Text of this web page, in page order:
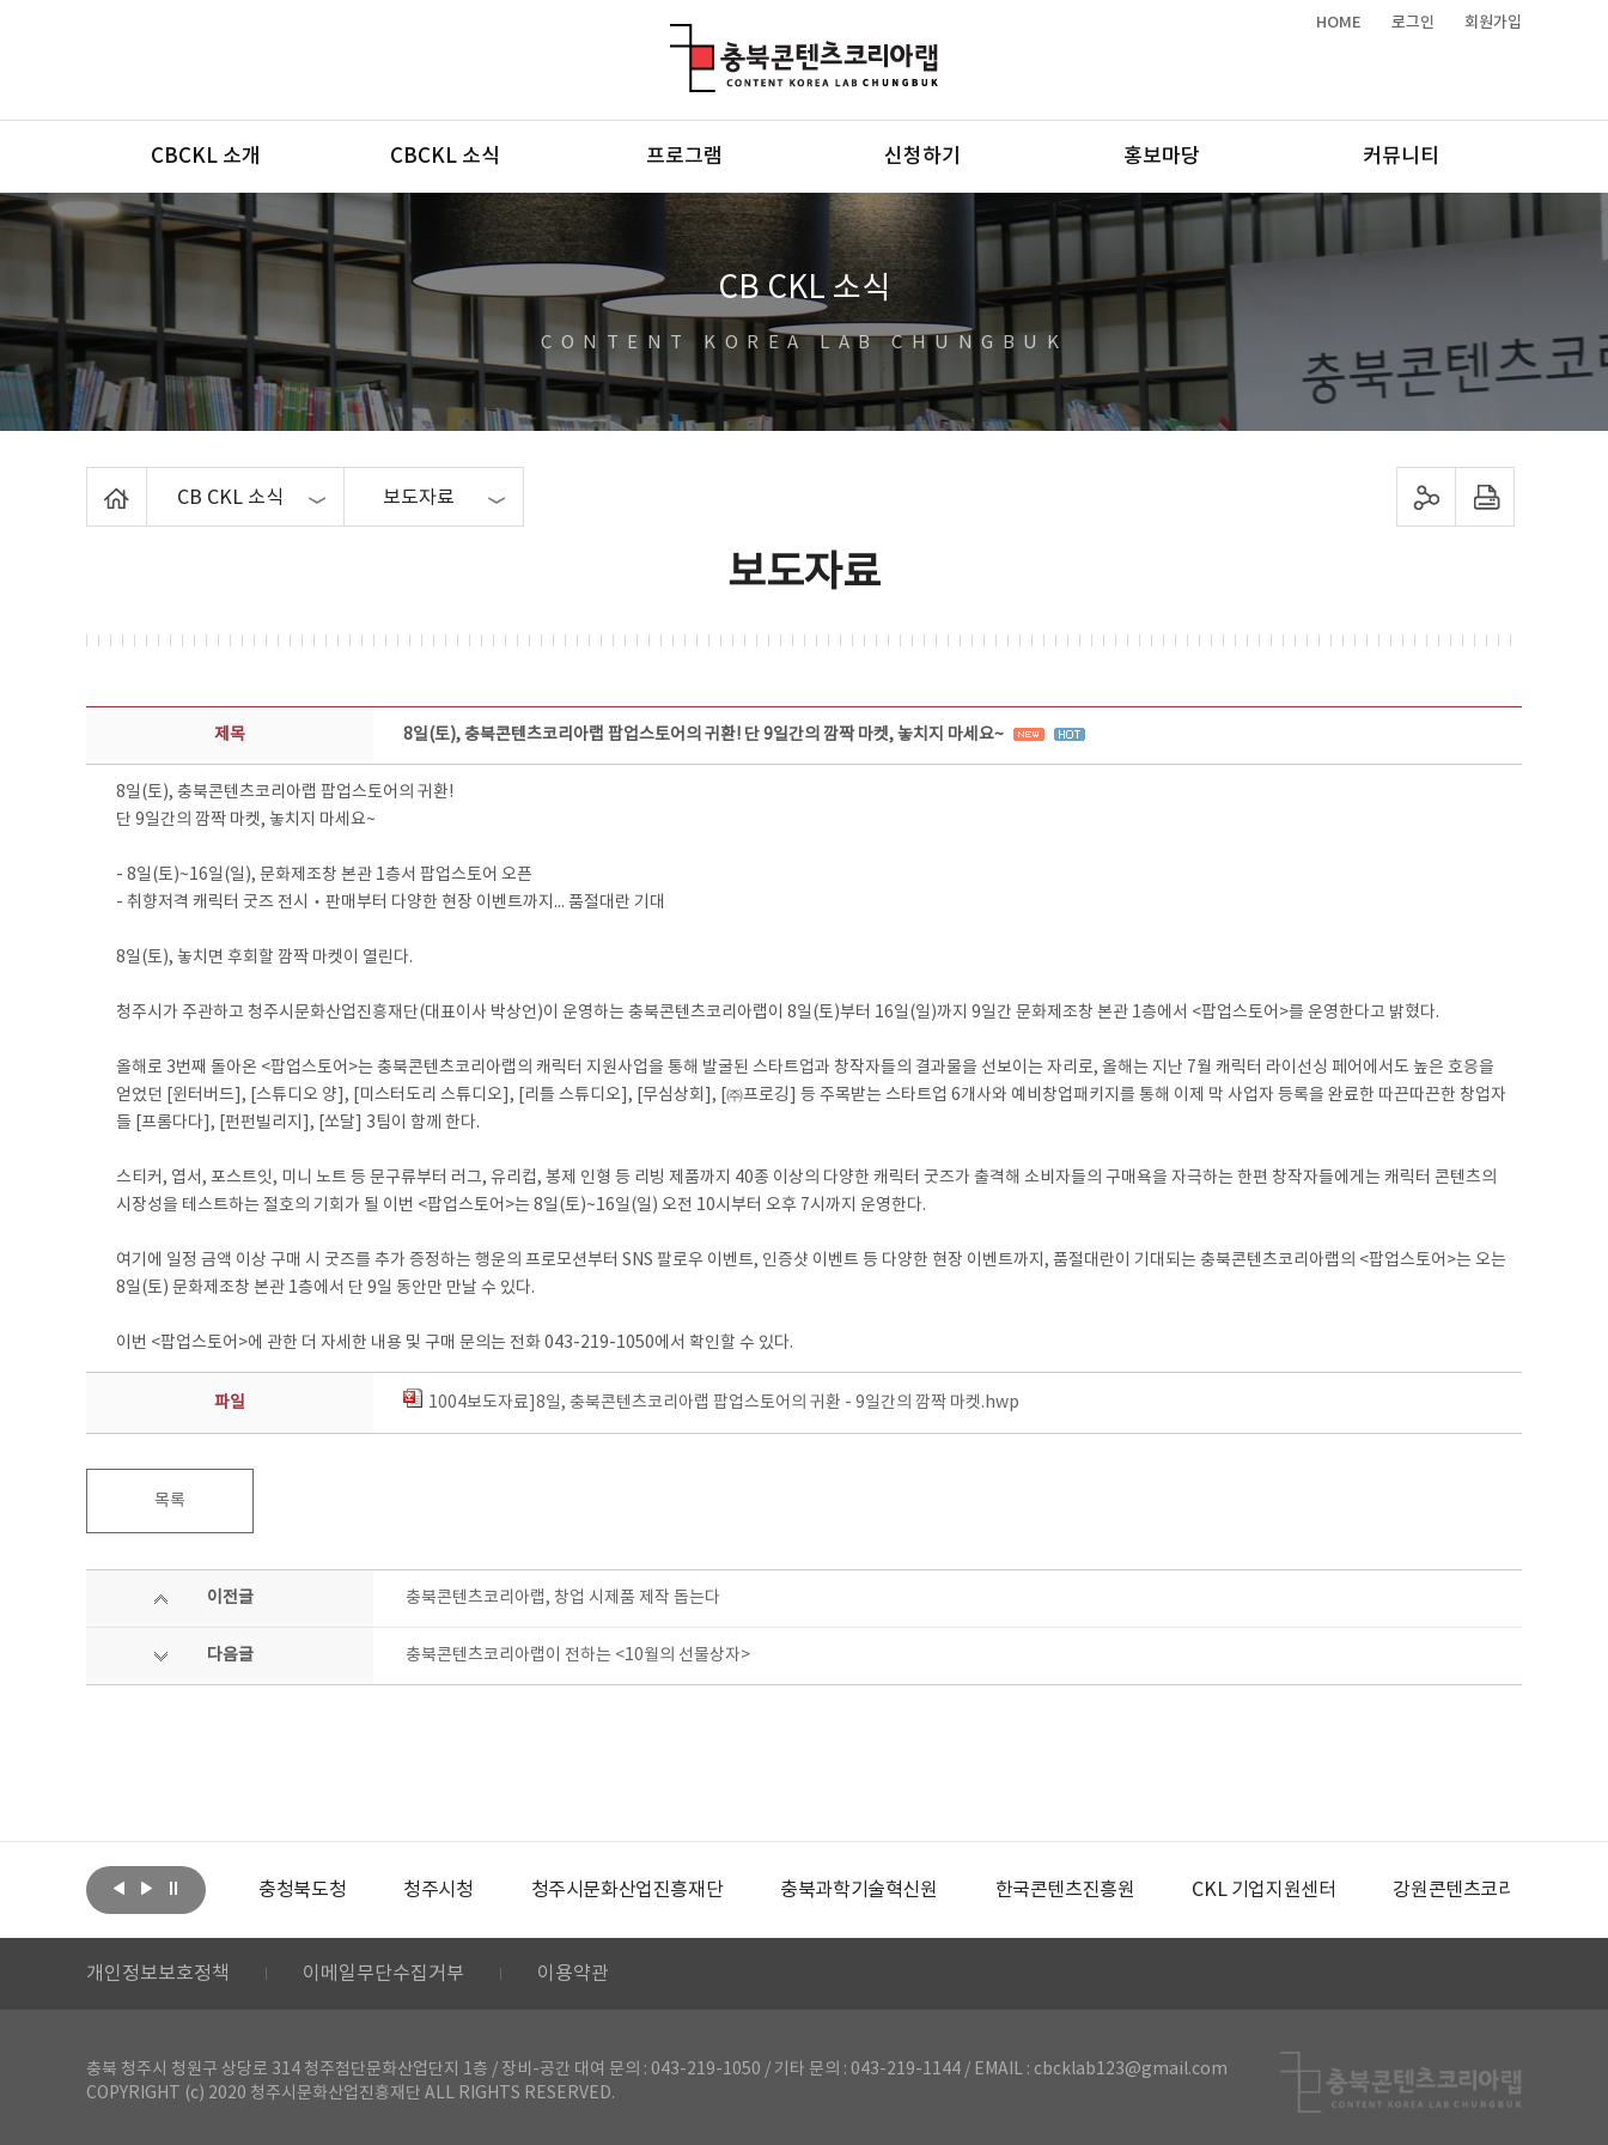
HOME 로그인 회원가입
메뉴
CBCKL 소개 CBCKL 소식 프로그램 신청하기 홍보마당 커뮤니티
CB CKL 소식
CONTENT KOREA LAB CHUNGBUK
CB CKL 소식 보도자료 sns 공유하기 프린트하기
보도자료
보도자료 상세보기 - 제목, 담당부서, 담당자, 담당연락처, 내용, 첨부파일 정보 제공
제목 8일(토), 충북콘텐츠코리아랩 팝업스토어의 귀환! 단 9일간의 깜짝 마켓, 놓치지 마세요~
8일(토), 충북콘텐츠코리아랩 팝업스토어의 귀환!
단 9일간의 깜짝 마켓, 놓치지 마세요~
- 8일(토)~16일(일), 문화제조창 본관 1층서 팝업스토어 오픈
- 취향저격 캐릭터 굿즈 전시‧판매부터 다양한 현장 이벤트까지... 품절대란 기대
8일(토), 놓치면 후회할 깜짝 마켓이 열린다.
청주시가 주관하고 청주시문화산업진흥재단(대표이사 박상언)이 운영하는 충북콘텐츠코리아랩이 8일(토)부터 16일(일)까지 9일간 문화제조창 본관 1층에서 <팝업스토어>를 운영한다고 밝혔다.
올해로 3번째 돌아온 <팝업스토어>는 충북콘텐츠코리아랩의 캐릭터 지원사업을 통해 발굴된 스타트업과 창작자들의 결과물을 선보이는 자리로, 올해는 지난 7월 캐릭터 라이선싱 페어에서도 높은 호응을
얻었던 [윈터버드], [스튜디오 양], [미스터도리 스튜디오], [리틀 스튜디오], [무심상회], [㈜프로깅] 등 주목받는 스타트업 6개사와 예비창업패키지를 통해 이제 막 사업자 등록을 완료한 따끈따끈한 창업자
들 [프롬다다], [펀펀빌리지], [쏘달] 3팀이 함께 한다.
스티커, 엽서, 포스트잇, 미니 노트 등 문구류부터 러그, 유리컵, 봉제 인형 등 리빙 제품까지 40종 이상의 다양한 캐릭터 굿즈가 출격해 소비자들의 구매욕을 자극하는 한편 창작자들에게는 캐릭터 콘텐츠의
시장성을 테스트하는 절호의 기회가 될 이번 <팝업스토어>는 8일(토)~16일(일) 오전 10시부터 오후 7시까지 운영한다.
여기에 일정 금액 이상 구매 시 굿즈를 추가 증정하는 행운의 프로모션부터 SNS 팔로우 이벤트, 인증샷 이벤트 등 다양한 현장 이벤트까지, 품절대란이 기대되는 충북콘텐츠코리아랩의 <팝업스토어>는 오는
8일(토) 문화제조창 본관 1층에서 단 9일 동안만 만날 수 있다.
이번 <팝업스토어>에 관한 더 자세한 내용 및 구매 문의는 전화 043-219-1050에서 확인할 수 있다.
파일 1004보도자료]8일, 충북콘텐츠코리아랩 팝업스토어의 귀환 - 9일간의 깜짝 마켓.hwp
목록
이전글 충북콘텐츠코리아랩, 창업 시제품 제작 돕는다
다음글 충북콘텐츠코리아랩이 전하는 <10월의 선물상자>
문화체육관광부 충청북도청 청주시청 청주시문화산업진흥재단 충북과학기술혁신원 한국콘텐츠진흥원 CKL 기업지원센터 강원콘텐츠코리아랩
개인정보보호정책 이메일무단수집거부 이용약관
충북 청주시 청원구 상당로 314 청주첨단문화산업단지 1층 / 장비-공간 대여 문의 : 043-219-1050 / 기타 문의 : 043-219-1144 / EMAIL : cbcklab123@gmail.com
COPYRIGHT (c) 2020 청주시문화산업진흥재단 ALL RIGHTS RESERVED.